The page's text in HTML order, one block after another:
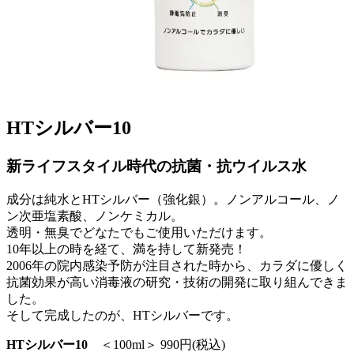
HTシルバー10
新ライフスタイル時代の抗菌・抗ウイルス水
成分は純水とHTシルバー（強化銀）。ノンアルコール、ノ
ン次亜塩素酸、ノンケミカル。
透明・無臭でどなたでもご使用いただけます。
10年以上の時を経て、満を持して新発売！
2006年の院内感染予防が注目された時から、カラダに優しく
抗菌効果が高い消毒液の研究・技術の開発に取り組んできま
した。
そして完成したのが、HTシルバーです。
HTシルバー10 ＜100ml＞ 990円(税込)